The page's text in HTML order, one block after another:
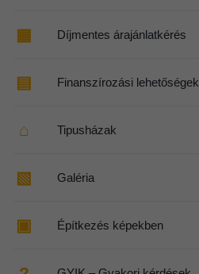
▦ Díjmentes árajánlatkérés
▤ Finanszírozási lehetőségek
⌂ Tipusházak
▧ Galéria
▣ Építkezés képekben